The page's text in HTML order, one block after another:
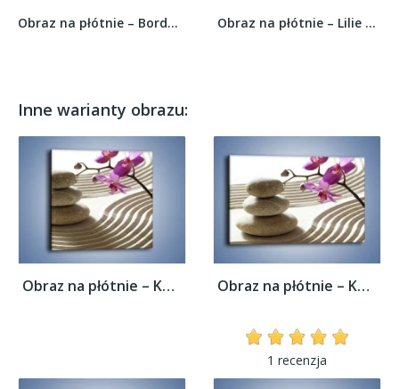
Obraz na płótnie – Bordowy kwiat odbity w... Obraz na płótnie – Lilie mojej babci –...
Inne warianty obrazu:
Obraz na płótnie – Kamień piasek i kwiat –... Obraz na płótnie – Kamień piasek i kwiat –...
1 recenzja